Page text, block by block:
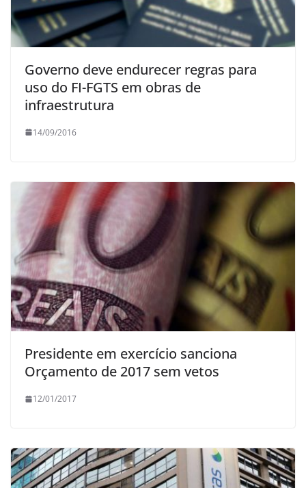
Governo deve endurecer regras para
uso do FI-FGTS em obras de
infraestrutura
14/09/2016
Presidente em exercício sanciona
Orçamento de 2017 sem vetos
12/01/2017